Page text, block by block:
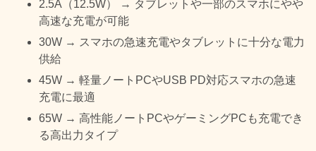
2.5A（12.5W） → タブレットや一部のスマホにやや
高速な充電が可能
30W → スマホの急速充電やタブレットに十分な電力
供給
45W → 軽量ノートPCやUSB PD対応スマホの急速
充電に最適
65W → 高性能ノートPCやゲーミングPCも充電でき
る高出力タイプ